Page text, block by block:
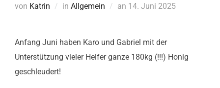
von Katrin in Allgemein an Veröffentlicht
14. Juni 2025
Anfang Juni haben Karo und Gabriel mit der
Unterstützung vieler Helfer ganze 180kg (!!!) Honig
geschleudert!